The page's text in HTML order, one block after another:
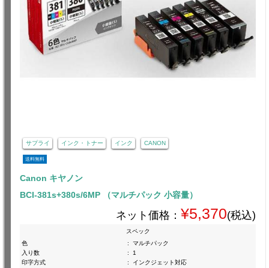
サプライ インク・トナー インク CANON
送料無料
Canon キヤノン
BCI-381s+380s/6MP （マルチパック 小容量）
ネット価格： ¥5,370(税込)
スペック
色
:
マルチパック
入り数
:
1
印字方式
:
インクジェット対応